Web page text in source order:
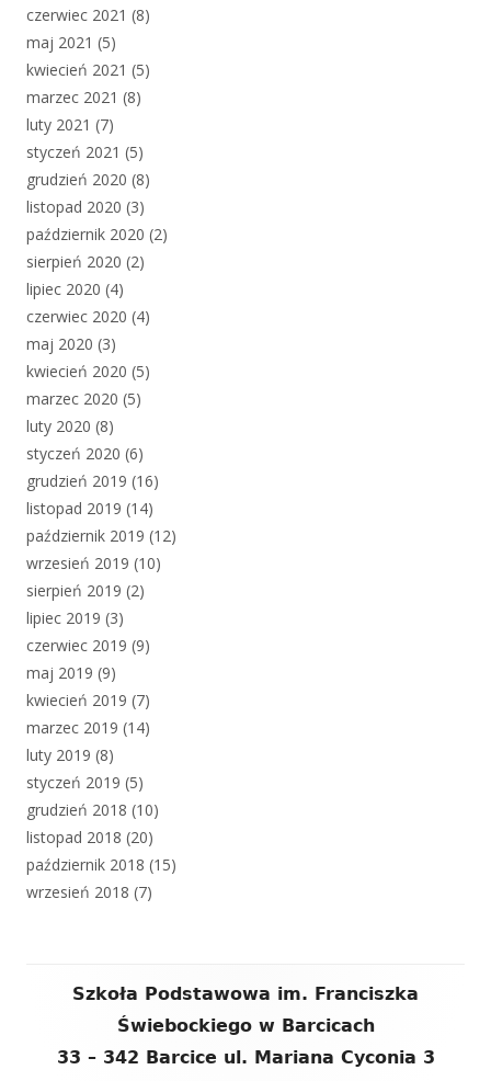
czerwiec 2021 (8)
maj 2021 (5)
kwiecień 2021 (5)
marzec 2021 (8)
luty 2021 (7)
styczeń 2021 (5)
grudzień 2020 (8)
listopad 2020 (3)
październik 2020 (2)
sierpień 2020 (2)
lipiec 2020 (4)
czerwiec 2020 (4)
maj 2020 (3)
kwiecień 2020 (5)
marzec 2020 (5)
luty 2020 (8)
styczeń 2020 (6)
grudzień 2019 (16)
listopad 2019 (14)
październik 2019 (12)
wrzesień 2019 (10)
sierpień 2019 (2)
lipiec 2019 (3)
czerwiec 2019 (9)
maj 2019 (9)
kwiecień 2019 (7)
marzec 2019 (14)
luty 2019 (8)
styczeń 2019 (5)
grudzień 2018 (10)
listopad 2018 (20)
październik 2018 (15)
wrzesień 2018 (7)
Zawartość
Szkoła Podstawowa im. Franciszka
Świebockiego w Barcicach
33 – 342 Barcice ul. Mariana Cyconia 3